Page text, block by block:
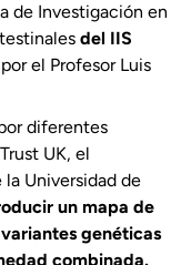
de Investigación en
del IIS
el Profesor Luis
diferentes
UK, el
la Universidad de
un mapa de
genéticas
combinada.